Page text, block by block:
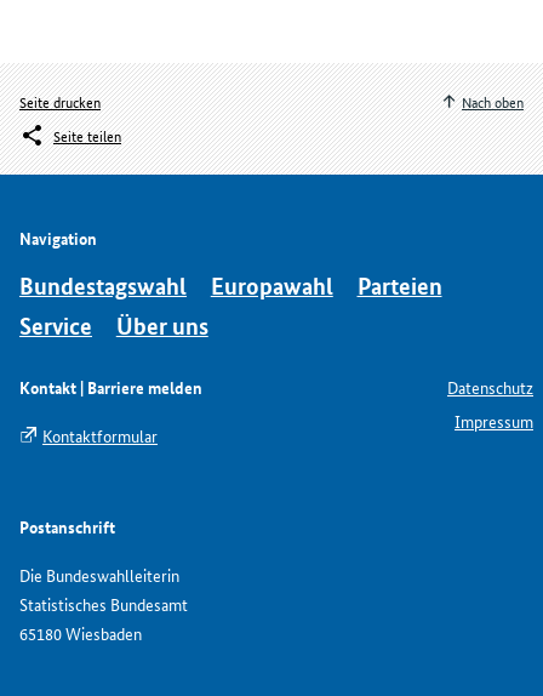
Seite drucken
Seite teilen
Nach oben
Navigation
Bundestagswahl Europawahl
Parteien
Service
Über uns
Kontakt | Barriere melden
Kontaktformular
Postanschrift
Die Bundeswahlleiterin
Statistisches Bundesamt
65180 Wiesbaden
Datenschutz
Impressum